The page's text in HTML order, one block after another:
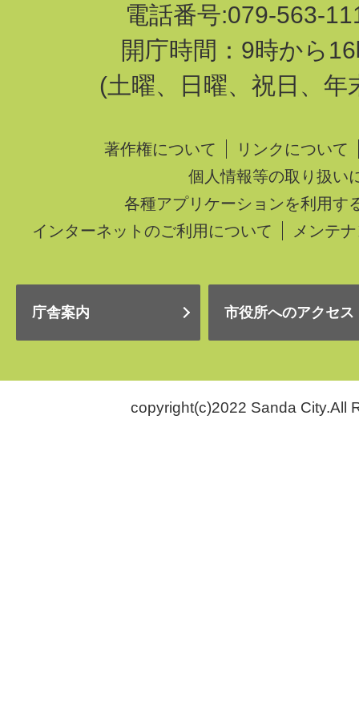
電話番号:079-563-
開庁時間：9時から
(土曜、日曜、祝日、年
著作権について
リンクについて
個人情報等の取り扱い
各種アプリケーションを利用す
インターネットのご利用について
メンテ
庁舎案内 市役所へのアクセス
copyright(c)2022 Sanda City.All